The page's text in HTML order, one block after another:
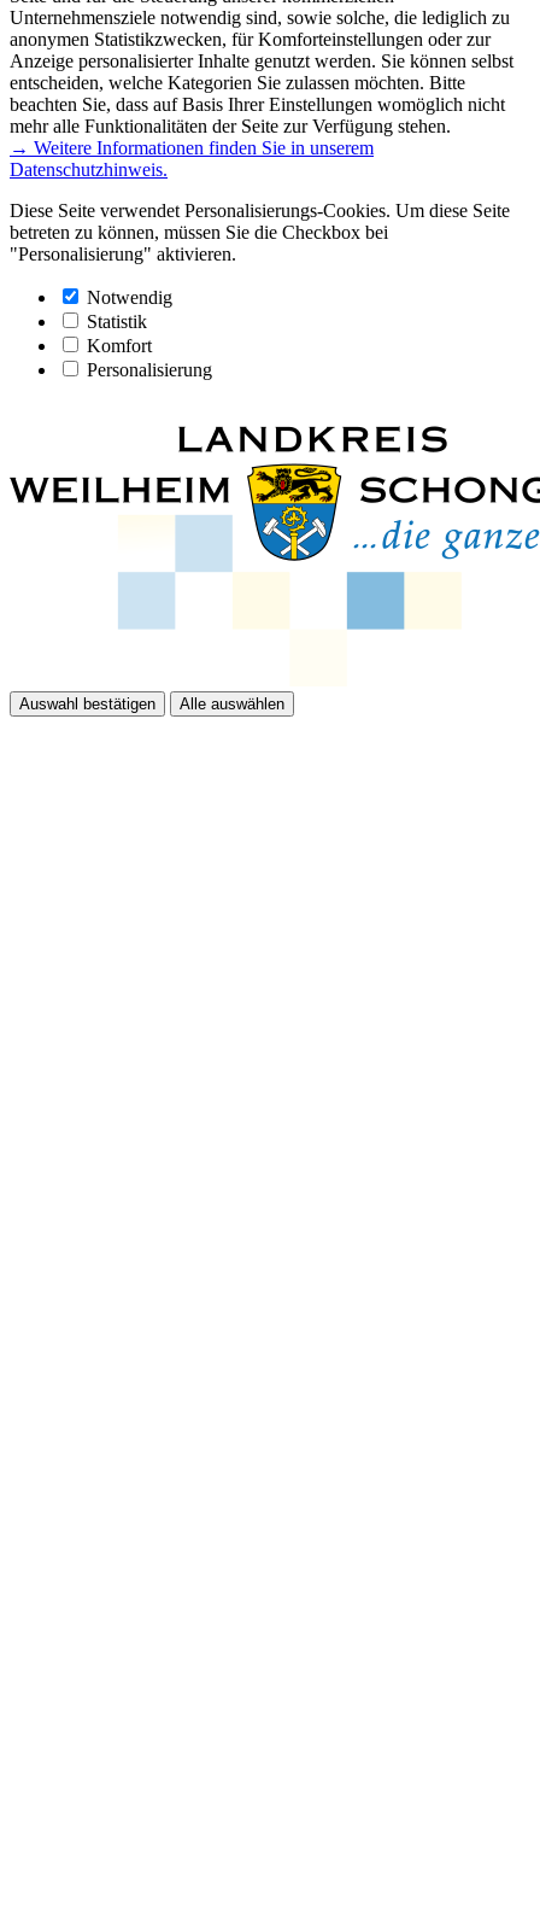
Unternehmensziele notwendig sind, sowie solche, die lediglich zu
anonymen Statistikzwecken, für Komforteinstellungen oder zur
Anzeige personalisierter Inhalte genutzt werden. Sie können selbst
entscheiden, welche Kategorien Sie zulassen möchten. Bitte
beachten Sie, dass auf Basis Ihrer Einstellungen womöglich nicht
mehr alle Funktionalitäten der Seite zur Verfügung stehen.
→ Weitere Informationen finden Sie in unserem
Datenschutzhinweis.
Diese Seite verwendet Personalisierungs-Cookies. Um diese Seite
betreten zu können, müssen Sie die Checkbox bei
"Personalisierung" aktivieren.
Notwendig
Statistik
Komfort
Personalisierung
Auswahl bestätigen Alle auswählen